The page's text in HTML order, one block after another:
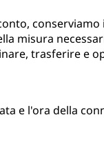
misura
trasferire e
e l'ora della